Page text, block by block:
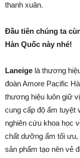
thanh xuân.
Đầu tiên chúng ta
Hàn Quốc này nhé!
Laneige là thương
đoàn Amore Pacific
thương hiệu luôn giữ
cung cấp độ ẩm tuyệt
nghiên cứu khoa học
chất dưỡng ẩm tối ưu,
sản phẩm tạo nên vẻ